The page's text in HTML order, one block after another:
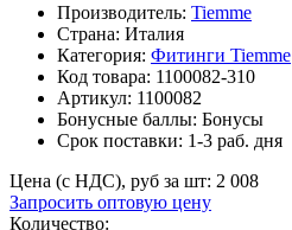
Производитель: Tiemme
Страна: Италия
Категория: Фитинги Tiemme
Код товара: 1100082-310
Артикул: 1100082
Бонусные баллы: Бонусы
Срок поставки: 1-3 раб. дня
Цена (с НДС), руб за шт: 2 008
Запросить оптовую цену
Количество: